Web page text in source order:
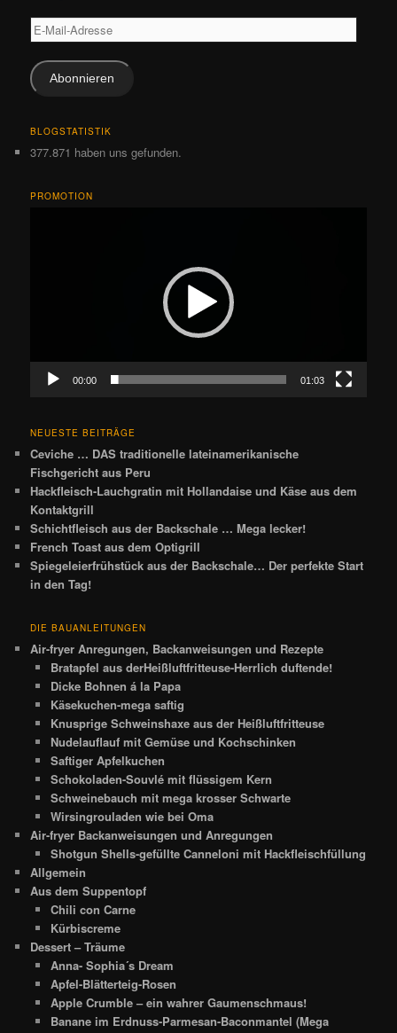
E-
Mail-
Adresse
Abonnieren
BLOGSTATISTIK
377.871 haben uns gefunden.
PROMOTION
00:00 01:03
NEUESTE BEITRÄGE
Ceviche … DAS traditionelle lateinamerikanische
Fischgericht aus Peru
Hackfleisch-Lauchgratin mit Hollandaise und Käse aus dem
Kontaktgrill
Schichtfleisch aus der Backschale … Mega lecker!
French Toast aus dem Optigrill
Spiegeleierfrühstück aus der Backschale… Der perfekte Start
in den Tag!
DIE BAUANLEITUNGEN
Air-fryer Anregungen, Backanweisungen und Rezepte
Bratapfel aus derHeißluftfritteuse-Herrlich duftende!
Dicke Bohnen á la Papa
Käsekuchen-mega saftig
Knusprige Schweinshaxe aus der Heißluftfritteuse
Nudelauflauf mit Gemüse und Kochschinken
Saftiger Apfelkuchen
Schokoladen-Souvlé mit flüssigem Kern
Schweinebauch mit mega krosser Schwarte
Wirsingrouladen wie bei Oma
Air-fryer Backanweisungen und Anregungen
Shotgun Shells-gefüllte Canneloni mit Hackfleischfüllung
Allgemein
Aus dem Suppentopf
Chili con Carne
Kürbiscreme
Dessert – Träume
Anna- Sophia´s Dream
Apfel-Blätterteig-Rosen
Apple Crumble – ein wahrer Gaumenschmaus!
Banane im Erdnuss-Parmesan-Baconmantel (Mega